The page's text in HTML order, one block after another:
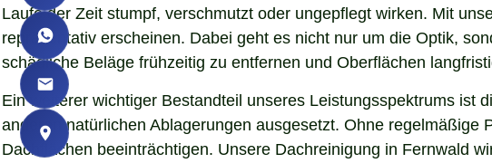
Laufe der Zeit stumpf, verschmutzt oder ungepflegt wirken. Mit
repräsentativ erscheinen. Dabei geht es nicht nur um die Optik,
schädliche Beläge frühzeitig zu entfernen und Oberflächen
Ein weiterer wichtiger Bestandteil unseres Leistungsspektrums ist
anderen natürlichen Ablagerungen ausgesetzt. Ohne
Dachflächen beeinträchtigen. Unsere Dachreinigung in Fernwald